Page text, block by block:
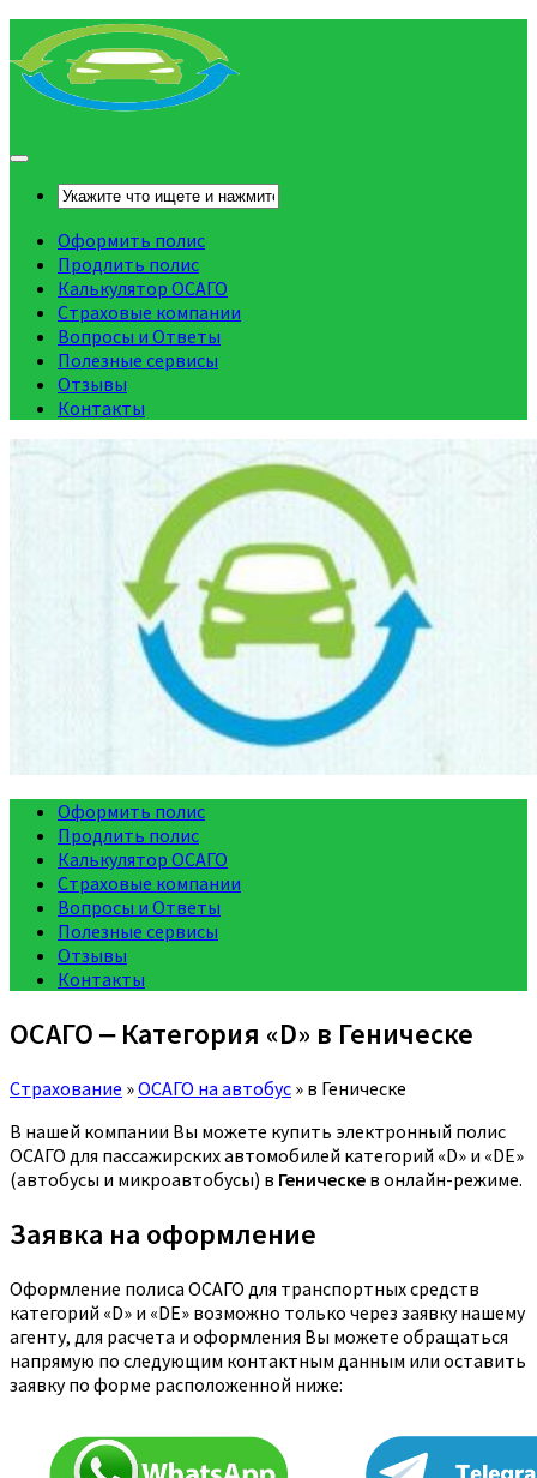
Оформить полис
Продлить полис
Калькулятор ОСАГО
Страховые компании
Вопросы и Ответы
Полезные сервисы
Отзывы
Контакты
Оформить полис
Продлить полис
Калькулятор ОСАГО
Страховые компании
Вопросы и Ответы
Полезные сервисы
Отзывы
Контакты
ОСАГО ‒ Категория «D» в Геническе
Страхование »ОСАГО на автобус » в Геническе
В нашей компании Вы можете купить электронный полис
ОСАГО для пассажирских автомобилей категорий «D» и «DE»
(автобусы и микроавтобусы) в Геническе в онлайн-режиме.
Заявка на оформление
Оформление полиса ОСАГО для транспортных средств
категорий «D» и «DE» возможно только через заявку нашему
агенту, для расчета и оформления Вы можете обращаться
напрямую по следующим контактным данным или оставить
заявку по форме расположенной ниже: